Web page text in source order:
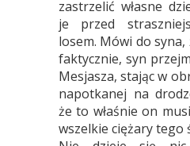
zastrzelić własne
je przed
losem. Mówi do syna,
faktycznie, syn
Mesjasza, stając w
napotkanej na
że to właśnie on
wszelkie ciężary tego